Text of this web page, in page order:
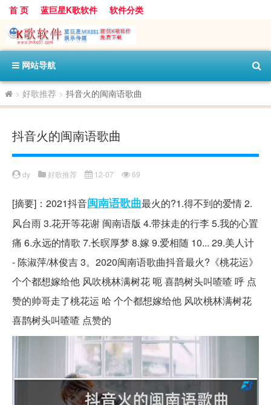
首 页 蓝巨星K歌软件 软件分类
网站导航
> 好歌推荐 > 抖音火的闽南语歌曲
抖音火的闽南语歌曲
dy 好歌推荐 12-07 69
[摘要]：2021抖音闽南语歌曲最火的?1.得不到的爱情 2.
风台雨 3.花开等花谢 闽南语版 4.带抹走的行李 5.我的心置
痛 6.永远的情歌 7.长暝厚梦 8.嫁 9.爱相随 10... 29.美人计
- 陈淑萍/林俊吉 3。2020闽南语歌曲抖音最火?《桃花运》
个个都想嫁给他 风吹桃林满树花 呃 喜鹊树头叫喳喳 呼 点
赞的帅哥走了桃花运 哈 个个都想嫁给他 风吹桃林满树花
喜鹊树头叫喳喳 点赞的